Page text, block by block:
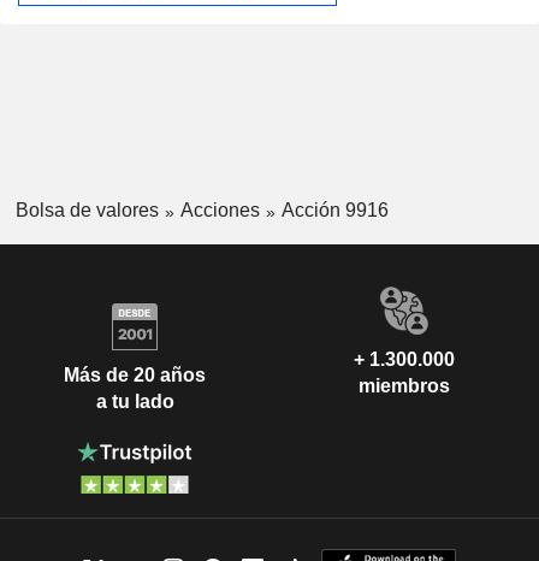
Bolsa de valores Acciones Acción 9916
Más de 20 años
a tu lado
+ 1.300.000
miembros